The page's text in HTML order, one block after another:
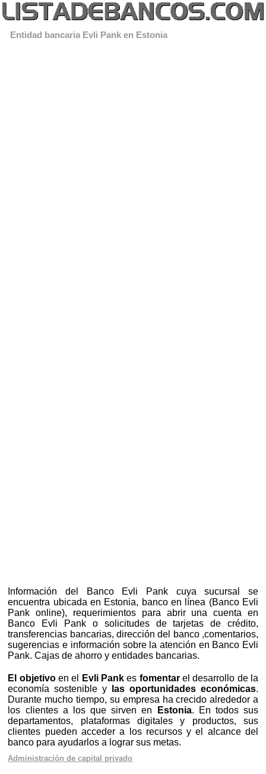
Entidad bancaria Evli Pank en Estonia
Información del Banco Evli Pank cuya sucursal se
encuentra ubicada en Estonia, banco en línea (Banco Evli
Pank online), requerimientos para abrir una cuenta en
Banco Evli Pank o solicitudes de tarjetas de crédito,
transferencias bancarias, dirección del banco ,comentarios,
sugerencias e información sobre la atención en Banco Evli
Pank. Cajas de ahorro y entidades bancarias.
El objetivoen el Evli Pank es fomentarel desarrollo de la
economía sostenible y
las oportunidades económicas.
Durante mucho tiempo, su empresa ha crecido alrededor a
los clientes a los que sirven en
Estonia. En todos sus
departamentos, plataformas digitales y productos, sus
clientes pueden acceder a los recursos y el alcance del
banco para ayudarlos a lograr sus metas.
Administración de capital privado